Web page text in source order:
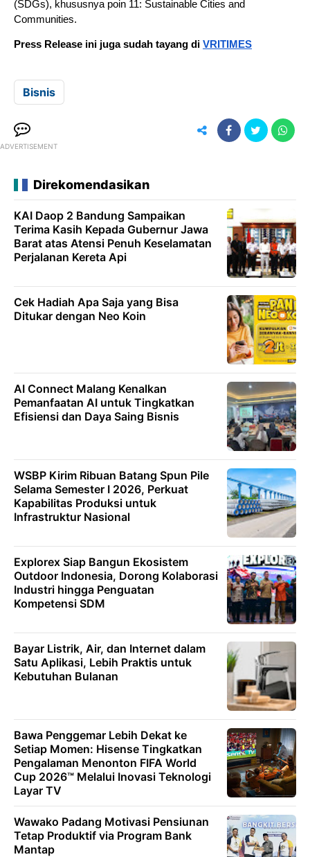
(SDGs), khususnya poin 11: Sustainable Cities and
Communities.
Press Release ini juga sudah tayang di VRITIMES
Bisnis
ADVERTISEMENT
Direkomendasikan
KAI Daop 2 Bandung Sampaikan
Terima Kasih Kepada Gubernur Jawa
Barat atas Atensi Penuh Keselamatan
Perjalanan Kereta Api
Cek Hadiah Apa Saja yang Bisa
Ditukar dengan Neo Koin
AI Connect Malang Kenalkan
Pemanfaatan AI untuk Tingkatkan
Efisiensi dan Daya Saing Bisnis
WSBP Kirim Ribuan Batang Spun Pile
Selama Semester I 2026, Perkuat
Kapabilitas Produksi untuk
Infrastruktur Nasional
Explorex Siap Bangun Ekosistem
Outdoor Indonesia, Dorong Kolaborasi
Industri hingga Penguatan
Kompetensi SDM
Bayar Listrik, Air, dan Internet dalam
Satu Aplikasi, Lebih Praktis untuk
Kebutuhan Bulanan
Bawa Penggemar Lebih Dekat ke
Setiap Momen: Hisense Tingkatkan
Pengalaman Menonton FIFA World
Cup 2026™ Melalui Inovasi Teknologi
Layar TV
Wawako Padang Motivasi Pensiunan
Tetap Produktif via Program Bank
Mantap